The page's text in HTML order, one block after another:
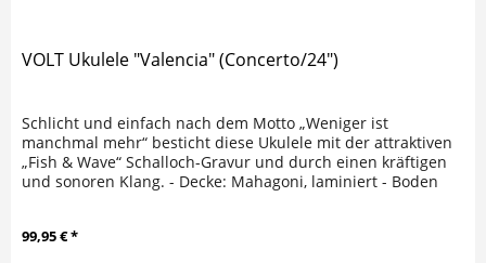
VOLT Ukulele "Valencia" (Concerto/24")
Schlicht und einfach nach dem Motto „Weniger ist
manchmal mehr“ besticht diese Ukulele mit der attraktiven
„Fish & Wave“ Schalloch-Gravur und durch einen kräftigen
und sonoren Klang. - Decke: Mahagoni, laminiert - Boden
99,95 € *